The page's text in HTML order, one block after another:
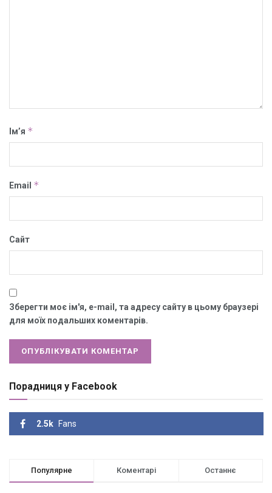
Ім’я *
Email *
Сайт
Зберегти моє ім'я, e-mail, та адресу сайту в цьому браузері
для моїх подальших коментарів.
Порадниця у Facebook
2.5k Fans
Популярне Коментарі Останнє